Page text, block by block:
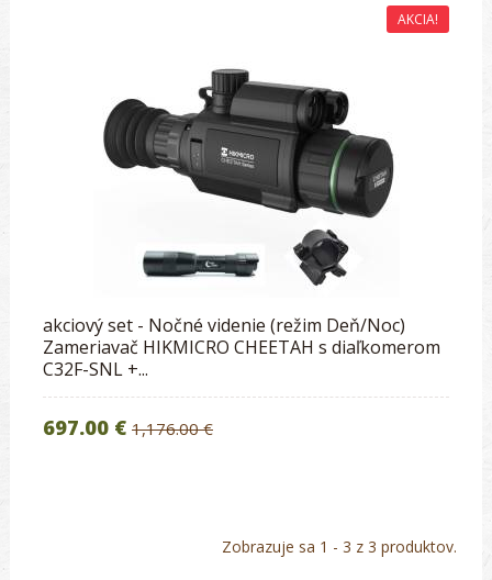
AKCIA!
akciový set - Nočné videnie (režim Deň/Noc)
Zameriavač HIKMICRO CHEETAH s diaľkomerom
C32F-SNL +...
697.00 € 1,176.00 €
Zobrazuje sa 1 - 3 z 3 produktov.